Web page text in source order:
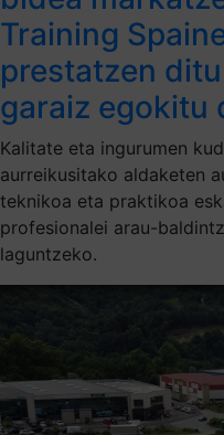
Training
prestatzen
garaiz egokitu
Kalitate eta ingurumen
aurreikusitako aldaketen
teknikoa eta praktikoa
profesionalei arau-
laguntzeko.